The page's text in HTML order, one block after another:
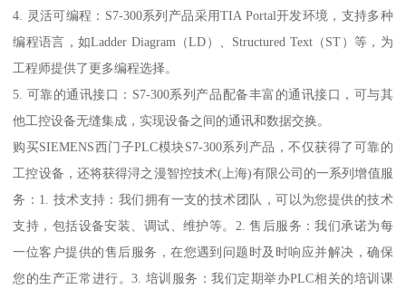
4. 灵活可编程：S7-300系列产品采用TIA Portal开发环境，支持多种
编程语言，如Ladder Diagram（LD）、Structured Text（ST）等，为
工程师提供了更多编程选择。
5. 可靠的通讯接口：S7-300系列产品配备丰富的通讯接口，可与其
他工控设备无缝集成，实现设备之间的通讯和数据交换。
购买SIEMENS西门子PLC模块S7-300系列产品，不仅获得了可靠的
工控设备，还将获得浔之漫智控技术(上海)有限公司的一系列增值服
务：1. 技术支持：我们拥有一支的技术团队，可以为您提供的技术
支持，包括设备安装、调试、维护等。2. 售后服务：我们承诺为每
一位客户提供的售后服务，在您遇到问题时及时响应并解决，确保
您的生产正常进行。3. 培训服务：我们定期举办PLC相关的培训课